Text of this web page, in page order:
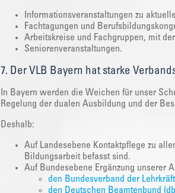
Informationsveranstaltungen zu
Fachtagungen und
Arbeitskreise und Fachgruppen, mit
Seniorenveranstaltungen.
7. Der VLB Bayern hat starke
In Bayern werden die Weichen für unser
Regelung der dualen Ausbildung und der
Deshalb:
Auf Landesebene Kontaktpflege zu
Bildungsarbeit befasst sind.
Auf Bundesebene Ergänzung unserer
den Bundesverband der
den Deutschen Beamtenbund